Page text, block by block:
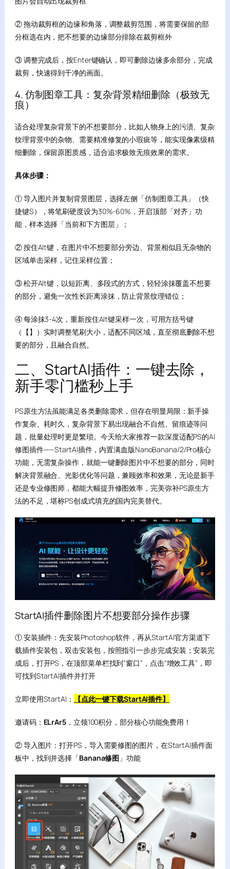
② 拖动裁剪框的边缘和角落，调整裁剪范围，将需要保留的部
分框选在内，把不想要的边缘部分排除在裁剪框外
③ 调整完成后，按Enter键确认，即可删除边缘多余部分，完成
裁剪，快速得到干净的画面。
4. 仿制图章工具：复杂背景精细删除（极致无
痕）
适合处理复杂背景下的不想要部分，比如人物身上的污渍、复杂
纹理背景中的杂物、需要精准修复的小瑕疵等，能实现像素级精
细删除，保留原图质感，适合追求极致无痕效果的需求。
具体步骤：
① 导入图片并复制背景图层，选择左侧「仿制图章工具」（快
捷键S），将笔刷硬度设为30%-60%，开启顶部「对齐」功
能，样本选择「当前和下方图层」；
② 按住Alt键，在图片中不想要部分旁边、背景相似且无杂物的
区域单击采样，记住采样位置；
③ 松开Alt键，以短距离、多段式的方式，轻轻涂抹覆盖不想要
的部分，避免一次性长距离涂抹，防止背景纹理错位；
④ 每涂抹3-4次，重新按住Alt键采样一次，可用方括号键
（【】）实时调整笔刷大小，适配不同区域，直至彻底删除不想
要的部分，且融合自然。
二、StartAI插件：一键去除，
新手零门槛秒上手
PS原生方法虽能满足各类删除需求，但存在明显局限：新手操
作复杂、耗时久，复杂背景下易出现融合不自然、留痕迹等问
题，批量处理时更是繁琐。今天给大家推荐一款深度适配PS的AI
修图插件——StartAI插件，内置满血版NanoBanana/2/Pro核心
功能，无需复杂操作，就能一键删除图片中不想要的部分，同时
解决背景融合、光影优化等问题，兼顾效率和效果，无论是新手
还是专业修图师，都能大幅提升修图效率，完美弥补PS原生方
法的不足，堪称PS创成式填充的国内完美替代。
StartAI插件删除图片不想要部分操作步骤
① 安装插件：先安装Photoshop软件，再从StartAI官方渠道下
载插件安装包，双击安装包，按照指引一步步完成安装；安装完
成后，打开PS，在顶部菜单栏找到“窗口”，点击“增效工具”，即
可找到StartAI插件并打开
立即使用StartAI： 【点此一键下载StartAI插件】
邀请码： ELrAr5，立领100积分，部分核心功能免费用！
② 导入图片：打开PS，导入需要修图的图片，在StartAI插件面
板中，找到并选择「Banana修图 」功能